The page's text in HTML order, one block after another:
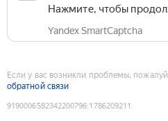
Нажмите, чтобы
Yandex SmartCaptcha
Если у вас возникли проблемы,
обратной связи
9190006582342200796:1786209211